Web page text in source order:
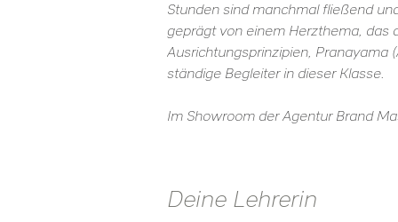
Stunden sind manchmal fließend
geprägt von einem Herzthema, das
Ausrichtungsprinzipien,
ständige Begleiter in dieser Klasse.
Im Showroom der Agentur Brand
Deine Lehrerin